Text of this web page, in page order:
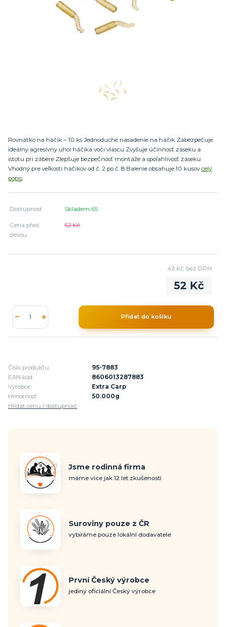
Rovnátko na háčik – 10 ks Jednoduché nasadenie na háčik Zabezpečuje
ideálny agresívny uhol háčika voči vlascu Zvyšuje účinnosť záseku a
istotu pri zábere Zlepšuje bezpečnosť montáže a spoľahlivosť záseku
Vhodný pre veľkosti háčikov od č. 2 po č. 8 Balenie obsahuje 10 kusovcelý
popis
Dostupnost Skladem 65
Cena před
slevou
52 Kč
52 Kč
43 Kč bez DPH
Přidat do košíku
Číslo produktu:
95-7883
EAN kód:
8606013287883
Výrobce:
Extra Carp
Hmotnosť:
50.000g
Hlídat cenu / dostupnost
Jsme rodinná firma
máme více jak 12 let zkušeností
Suroviny pouze z ČR
vybíráme pouze lokální dodavatele
První Český výrobce
jediný oficiální Český výrobce